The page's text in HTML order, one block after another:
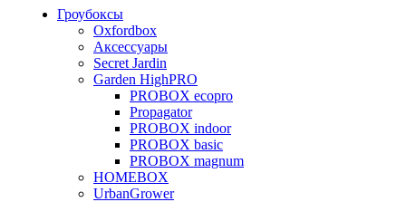
Гроубоксы
Oxfordbox
Аксессуары
Secret Jardin
Garden HighPRO
PROBOX ecopro
Propagator
PROBOX indoor
PROBOX basic
PROBOX magnum
HOMEBOX
UrbanGrower